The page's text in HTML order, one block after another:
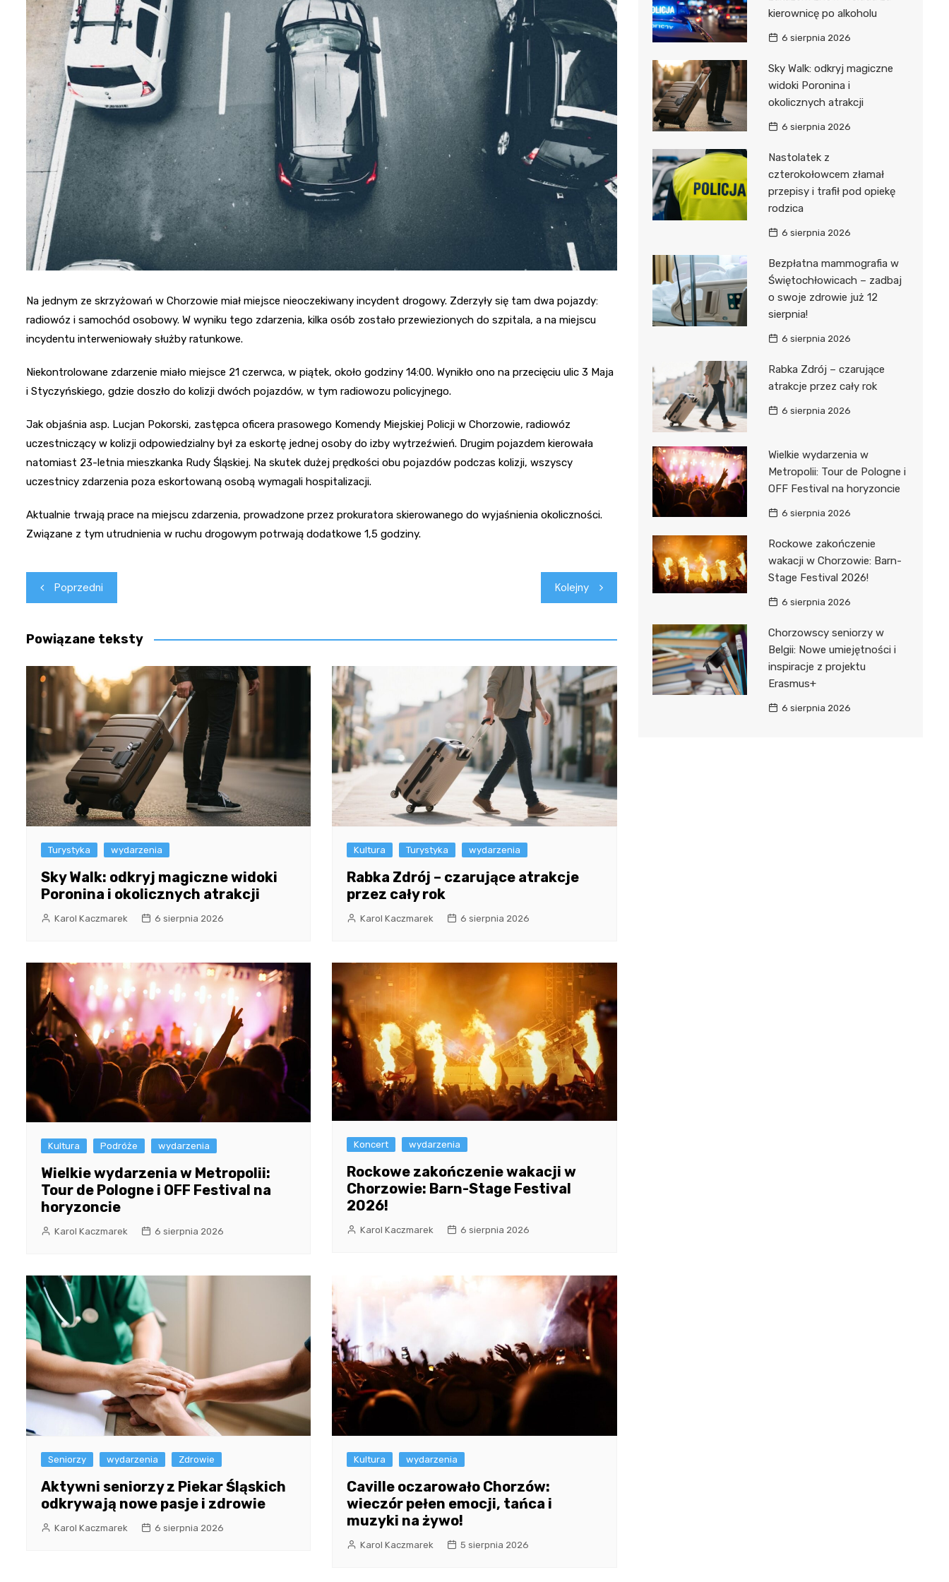
Fryzjer
Poczta
Kino
Na jednym ze skrzyżowań w Chorzowie miał miejsce nieoczekiwany incydent drogowy. Zderzyły się tam dwa pojazdy:
radiowóz i samochód osobowy. W wyniku tego zdarzenia, kilka osób zostało przewiezionych do szpitala, a na miejscu
incydentu interweniowały służby ratunkowe.
Niekontrolowane zdarzenie miało miejsce 21 czerwca, w piątek, około godziny 14:00. Wynikło ono na przecięciu ulic 3 Maja
i Styczyńskiego, gdzie doszło do kolizji dwóch pojazdów, w tym radiowozu policyjnego.
Jak objaśnia asp. Lucjan Pokorski, zastępca oficera prasowego Komendy Miejskiej Policji w Chorzowie, radiowóz
uczestniczący w kolizji odpowiedzialny był za eskortę jednej osoby do izby wytrzeźwień. Drugim pojazdem kierowała
natomiast 23-letnia mieszkanka Rudy Śląskiej. Na skutek dużej prędkości obu pojazdów podczas kolizji, wszyscy
uczestnicy zdarzenia poza eskortowaną osobą wymagali hospitalizacji.
Aktualnie trwają prace na miejscu zdarzenia, prowadzone przez prokuratora skierowanego do wyjaśnienia okoliczności.
Związane z tym utrudnienia w ruchu drogowym potrwają dodatkowe 1,5 godziny.
Nawigacja
wpisu
Poprzedni Kolejny
Powiązane teksty
Turystyka wydarzenia
Sky Walk: odkryj magiczne widoki
Poronina i okolicznych atrakcji
Karol Kaczmarek 6 sierpnia 2026
Kultura Turystyka wydarzenia
Rabka Zdrój – czarujące atrakcje
przez cały rok
Karol Kaczmarek 6 sierpnia 2026
Kultura Podróże wydarzenia
Wielkie wydarzenia w Metropolii:
Tour de Pologne i OFF Festival na
horyzoncie
Karol Kaczmarek 6 sierpnia 2026
Koncert wydarzenia
Rockowe zakończenie wakacji w
Chorzowie: Barn-Stage Festival
2026!
Karol Kaczmarek 6 sierpnia 2026
Seniorzy wydarzenia Zdrowie
Aktywni seniorzy z Piekar Śląskich
odkrywają nowe pasje i zdrowie
Karol Kaczmarek 6 sierpnia 2026
Kultura wydarzenia
Caville oczarowało Chorzów:
wieczór pełen emocji, tańca i
muzyki na żywo!
Karol Kaczmarek 5 sierpnia 2026
kierownicę po alkoholu
6 sierpnia 2026
Sky Walk: odkryj magiczne
widoki Poronina i
okolicznych atrakcji
6 sierpnia 2026
Nastolatek z
czterokołowcem złamał
przepisy i trafił pod opiekę
rodzica
6 sierpnia 2026
Bezpłatna mammografia w
Świętochłowicach – zadbaj
o swoje zdrowie już 12
sierpnia!
6 sierpnia 2026
Rabka Zdrój – czarujące
atrakcje przez cały rok
6 sierpnia 2026
Wielkie wydarzenia w
Metropolii: Tour de Pologne i
OFF Festival na horyzoncie
6 sierpnia 2026
Rockowe zakończenie
wakacji w Chorzowie: Barn-
Stage Festival 2026!
6 sierpnia 2026
Chorzowscy seniorzy w
Belgii: Nowe umiejętności i
inspiracje z projektu
Erasmus+
6 sierpnia 2026